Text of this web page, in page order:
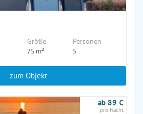
Größe
75 m²
Personen
5
zum Objekt
ab 89 €
pro Nacht